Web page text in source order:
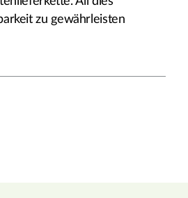
zu gewährleisten